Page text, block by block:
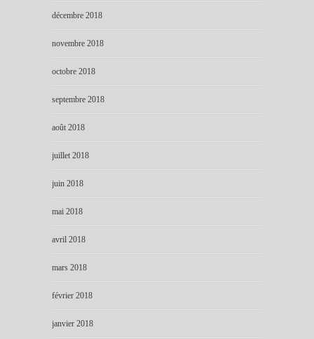
décembre 2018
novembre 2018
octobre 2018
septembre 2018
août 2018
juillet 2018
juin 2018
mai 2018
avril 2018
mars 2018
février 2018
janvier 2018